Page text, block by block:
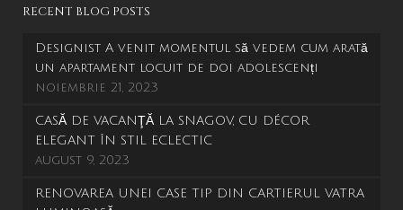
RECENT BLOG POSTS
Designist A venit momentul să vedem cum arată
un apartament locuit de doi adolescenți
noiembrie 21, 2023
CASĂ DE VACANŢĂ LA SNAGOV, CU DÉCOR
ELEGANT ÎN STIL ECLECTIC
august 9, 2023
RENOVAREA UNEI CASE TIP DIN CARTIERUL VATRA